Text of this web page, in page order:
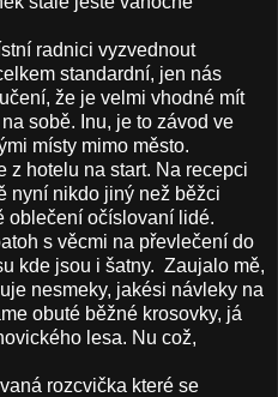
radnici vyzvednout
standardní, jen nás
že je velmi vhodné mít
sobě. Inu, je to závod ve
místy mimo město.
z hotelu na start. Na recepci
nyní nikdo jiný než běžci
oblečení očíslovaní lidé.
s věcmi na převlečení do
kde jsou i šatny. Zaujalo mě,
nesmeky, jakési návleky na
obuté běžné krosovky, já
lesa. Nu což,
rozcvička které se